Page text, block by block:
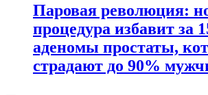
Паровая революция:
процедура избавит за
аденомы простаты,
страдают до 90%